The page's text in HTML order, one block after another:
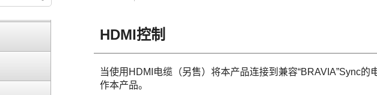
HDMI控制
当使用HDMI电缆（另售）将本产品连接到兼容“BRAVIA”Sync
作本产品。